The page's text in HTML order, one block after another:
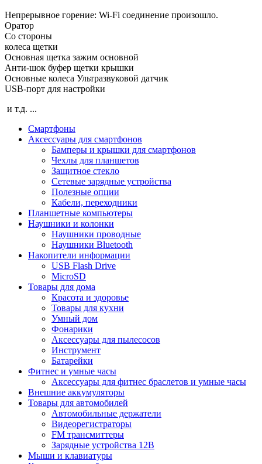
Непрерывное горение: Wi-Fi соединение произошло.
Оратор
Со стороны
колеса щетки
Основная щетка зажим основной
Анти-шок буфер щетки крышки
Основные колеса Ультразвуковой датчик
USB-порт для настройки
и т.д. ...
Смартфоны
Аксессуары для смартфонов
Бамперы и крышки для смартфонов
Чехлы для планшетов
Защитное стекло
Сетевые зарядные устройства
Полезные опции
Кабели, переходники
Планшетные компьютеры
Наушники и колонки
Наушники проводные
Наушники Bluetooth
Накопители информации
USB Flash Drive
MicroSD
Товары для дома
Красота и здоровье
Товары для кухни
Умный дом
Фонарики
Аксессуары для пылесосов
Инструмент
Батарейки
Фитнес и умные часы
Аксессуары для фитнес браслетов и умные часы
Внешние аккумуляторы
Товары для автомобилей
Автомобильные держатели
Видеорегистраторы
FM трансмиттеры
Зарядные устройства 12В
Мыши и клавиатуры